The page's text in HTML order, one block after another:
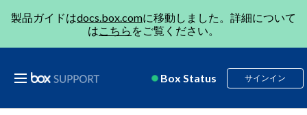
製品ガイドはdocs.box.comに移動しました。詳細について
はこちら をご覧ください。
Box Status サインイン